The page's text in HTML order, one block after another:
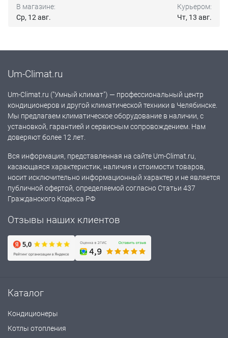
В магазине:
Ср, 12 авг.
Курьером:
Чт, 13 авг.
Um-Climat.ru
Um-Climat.ru ("Умный климат") — профессиональный центр
кондиционеров и другой климатической техники в Челябинске.
Мы предлагаем климатическое оборудование в наличии, с
установкой, гарантией и сервисным сопровождением. Нам
доверяют более 12 лет.
Вся информация, представленная на сайте Um-Climat.ru,
касающаяся характеристик, наличия и стоимости товаров,
носит исключительно информационный характер и не является
публичной офертой, определяемой согласно Статьи 437
Гражданского Кодекса РФ
Отзывы наших клиентов
Каталог
Кондиционеры
Котлы отопления